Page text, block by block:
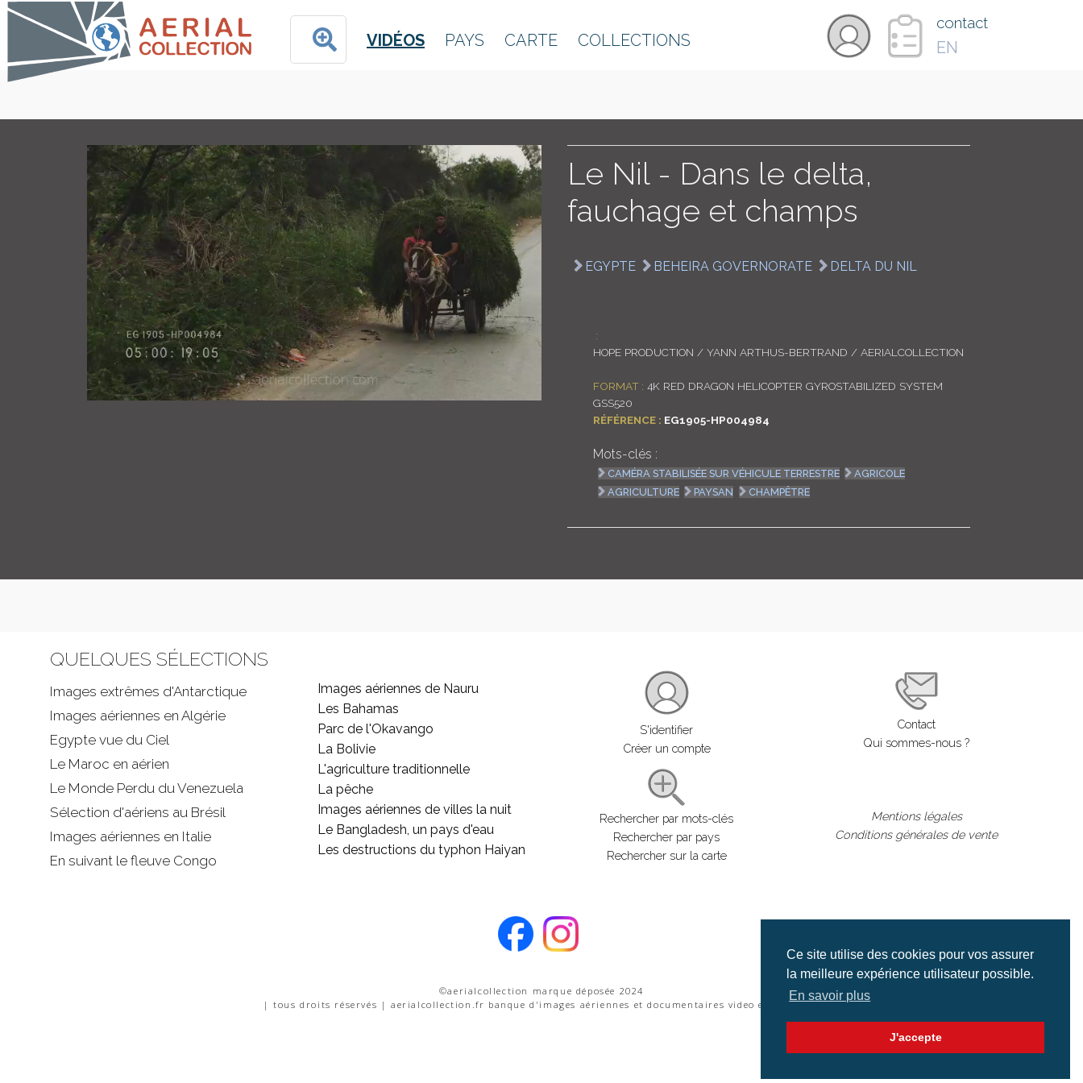
Ce site utilise des cookies pour vos assurer
la meilleure expérience utilisateur possible.
En savoir plus
J'accepte
VIDÉOS PAYS CARTE COLLECTIONS
contact
EN
COLLECTIONS
Le Nil - Dans le delta,
fauchage et champs
EGYPTE BEHEIRA GOVERNORATE DELTA DU NIL
:
HOPE PRODUCTION / YANN ARTHUS-BERTRAND / AERIALCOLLECTION
FORMAT : 4K RED DRAGON HELICOPTER GYROSTABILIZED SYSTEM
GSS520
RÉFÉRENCE : EG1905-HP004984
Mots-clés :
CAMÉRA STABILISÉE SUR VÉHICULE TERRESTRE
AGRICOLE
AGRICULTURE
PAYSAN CHAMPÊTRE
QUELQUES SÉLECTIONS
Images extrêmes d'Antarctique
Images aériennes en Algérie
Egypte vue du Ciel
Le Maroc en aérien
Le Monde Perdu du Venezuela
Sélection d'aériens au Brésil
Images aériennes en Italie
En suivant le fleuve Congo
Images aériennes de Nauru
Les Bahamas
Parc de l'Okavango
La Bolivie
L'agriculture traditionnelle
La pêche
Images aériennes de villes la nuit
Le Bangladesh, un pays d'eau
Les destructions du typhon Haiyan
S'identifier
Créer un compte
Rechercher par mots-clés
Rechercher par pays
Rechercher sur la carte
Contact
Qui sommes-nous ?
Mentions légales
Conditions générales de vente
©aerialcollection marque déposée 2024
| tous droits réservés | aerialcollection.fr banque d'images aériennes et documentaires video et cinéma |